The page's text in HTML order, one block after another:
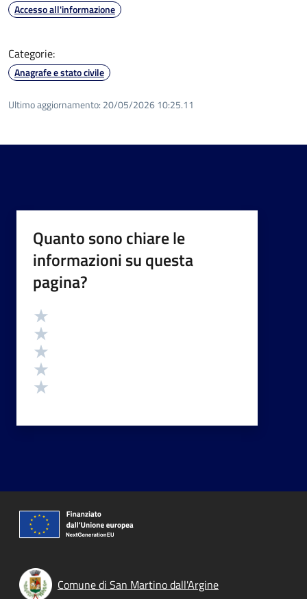
Accesso all'informazione
Categorie:
Anagrafe e stato civile
Ultimo aggiornamento: 20/05/2026 10:25.11
Quanto sono chiare le
informazioni su questa
pagina?
Valutazione
Comune di San Martino dall'Argine